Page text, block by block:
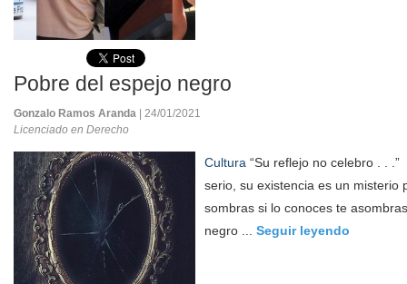
Pobre del espejo negro
Gonzalo Ramos Aranda
| 24/01/2021
Licenciado en Derecho
Cultura “Su reflejo no celebro . .
serio, su existencia es un misterio
sombras si lo conoces te
negro ... Seguir leyendo